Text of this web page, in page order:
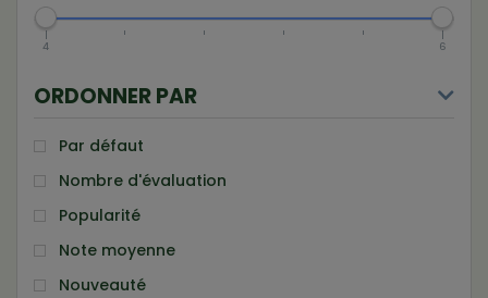
4 6
ORDONNER PAR
Par défaut
Nombre d'évaluation
Popularité
Note moyenne
Nouveauté